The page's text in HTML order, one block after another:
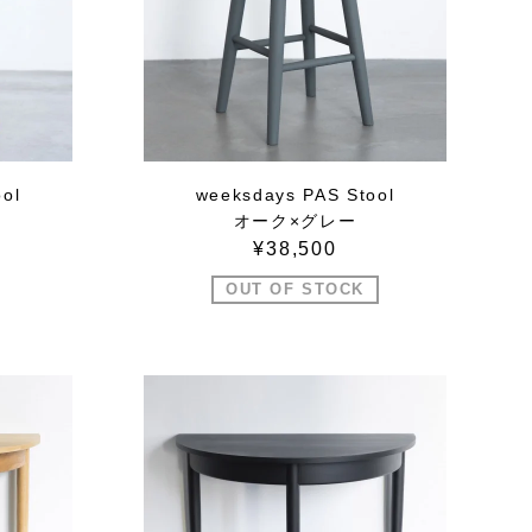
weeksdays PAS Stool
オーク×グレー
¥38,500
OUT OF STOCK